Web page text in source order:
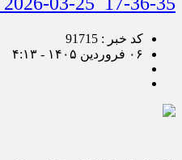
کد خبر : 91715
۰۶ فروردین ۱۴۰۵ - ۴:۱۳